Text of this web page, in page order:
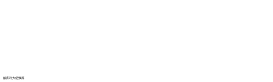
戴庆利大使致辞